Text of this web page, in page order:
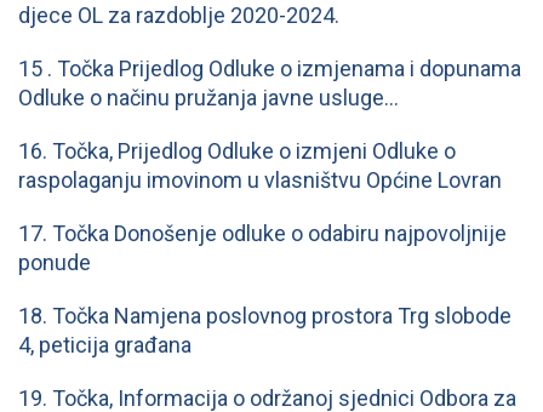
djece OL za razdoblje 2020-2024.
15 . Točka Prijedlog Odluke o izmjenama i dopunama
Odluke o načinu pružanja javne usluge…
16. Točka, Prijedlog Odluke o izmjeni Odluke o
raspolaganju imovinom u vlasništvu Općine Lovran
17. Točka Donošenje odluke o odabiru najpovoljnije
ponude
18. Točka Namjena poslovnog prostora Trg slobode
4, peticija građana
19. Točka, Informacija o održanoj sjednici Odbora za